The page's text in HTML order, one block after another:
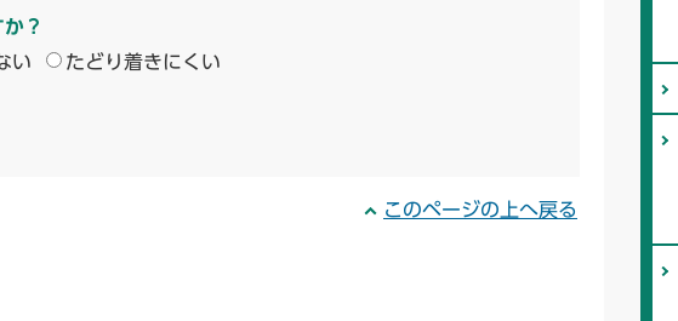
？
い たどり着きにくい
このページの上へ戻る